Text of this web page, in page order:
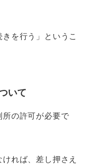
を行う」というこ
いて
所の許可が必要で
れば、差し押さえ